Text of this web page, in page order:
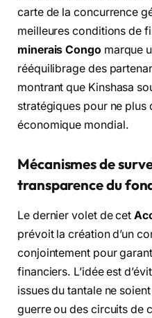
carte de la concurrence
meilleures conditions de
minerais Congomarque
rééquilibrage des
montrant que Kinshasa
stratégiques pour ne plus
économique mondial.
Mécanismes de
transparence du
Le dernier volet de cet
prévoit la création d’un
conjointement pour
financiers. L’idée est
issues du tantale ne
guerre ou des circuits de